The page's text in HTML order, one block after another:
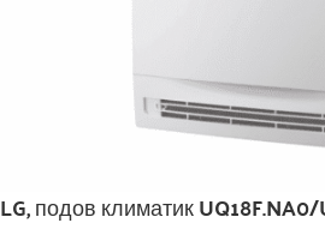
LG, подов климатик